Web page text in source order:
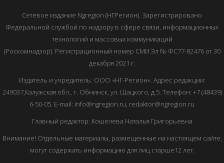
Сетевое издание Ngregion (НГРегион). Зарегистрировано
Федеральной службой по надзору в сфере связи, информационных
технологий и массовых коммуникаций
(Роскомнадзор). Регистрационный номер СМИ Эл № ФС77-82476 от 30
декабря 2021 г.
Издатель и учредитель: ООО «НГ-Регион». Адрес редакции:
249037,Калужская обл., г. Обнинск, ул. Шацкого, д.5. Телефон: +7 (48439)
6-50-05. E-mail: info@ngregion.ru, redaktor@ngregion.ru
Главный редактор: Кошелева Наталья Григорьевна
Внимание! Отдельные материалы, размещенные на настоящем сайте,
могут содержать информацию для лиц старше12 лет.